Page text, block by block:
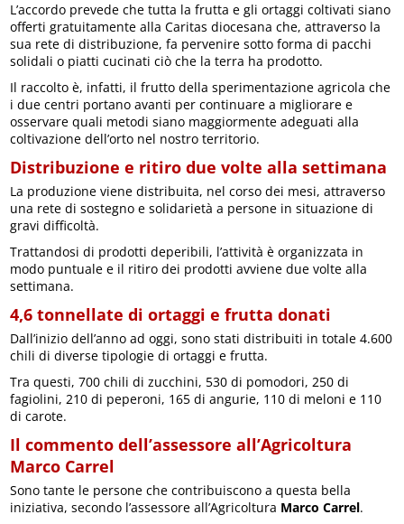
L’accordo prevede che tutta la frutta e gli ortaggi coltivati siano
offerti gratuitamente alla Caritas diocesana che, attraverso la
sua rete di distribuzione, fa pervenire sotto forma di pacchi
solidali o piatti cucinati ciò che la terra ha prodotto.
Il raccolto è, infatti, il frutto della sperimentazione agricola che
i due centri portano avanti per continuare a migliorare e
osservare quali metodi siano maggiormente adeguati alla
coltivazione dell’orto nel nostro territorio.
Distribuzione e ritiro due volte alla settimana
La produzione viene distribuita, nel corso dei mesi, attraverso
una rete di sostegno e solidarietà a persone in situazione di
gravi difficoltà.
Trattandosi di prodotti deperibili, l’attività è organizzata in
modo puntuale e il ritiro dei prodotti avviene due volte alla
settimana.
4,6 tonnellate di ortaggi e frutta donati
Dall’inizio dell’anno ad oggi, sono stati distribuiti in totale 4.600
chili di diverse tipologie di ortaggi e frutta.
Tra questi, 700 chili di zucchini, 530 di pomodori, 250 di
fagiolini, 210 di peperoni, 165 di angurie, 110 di meloni e 110
di carote.
Il commento dell’assessore all’Agricoltura
Marco Carrel
Sono tante le persone che contribuiscono a questa bella
iniziativa, secondo l’assessore all’Agricoltura Marco Carrel.